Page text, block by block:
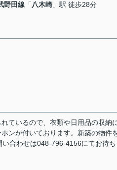
野田線 「 八木崎 」駅 徒歩28分
ているので、衣類や日用品の収納
ンが付いております。新築の物件
合わせは048-796-4156にてお待